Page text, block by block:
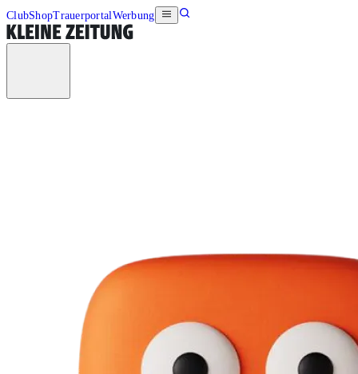
ClubShopTrauerportalWerbung